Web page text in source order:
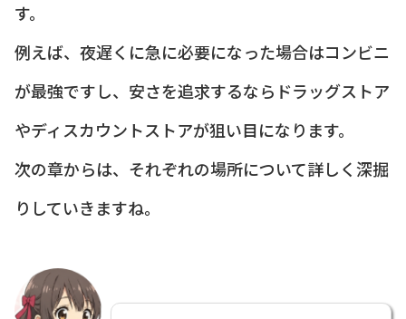
す。
例えば、夜遅くに急に必要になった場合はコンビニ
が最強ですし、安さを追求するならドラッグストア
やディスカウントストアが狙い目になります。
次の章からは、それぞれの場所について詳しく深掘
りしていきますね。